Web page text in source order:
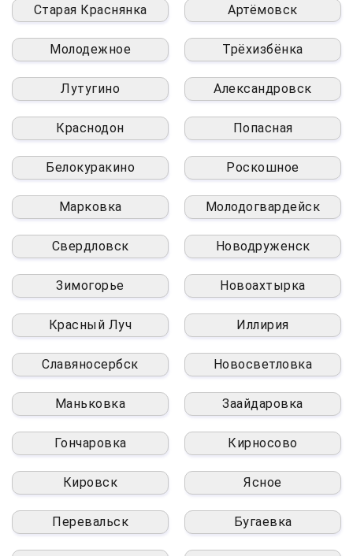
Старая Краснянка Артёмовск
Молодежное Трёхизбёнка
Лутугино Александровск
Краснодон Попасная
Белокуракино Роскошное
Марковка Молодогвардейск
Свердловск Новодруженск
Зимогорье Новоахтырка
Красный Луч Иллирия
Славяносербск Новосветловка
Маньковка Заайдаровка
Гончаровка Кирносово
Кировск Ясное
Перевальск Бугаевка